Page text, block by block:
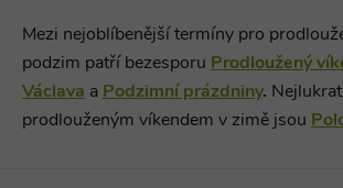
Mezi nejoblíbenější termíny pro
podzim patří bezesporu Prodloužený
Václava a Podzimní prázdniny.
prodlouženým víkendem v zimě jsou